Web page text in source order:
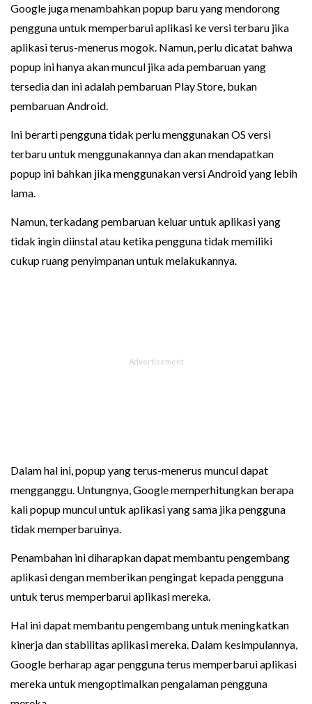
Google juga menambahkan popup baru yang mendorong
pengguna untuk memperbarui aplikasi ke versi terbaru jika
aplikasi terus-menerus mogok. Namun, perlu dicatat bahwa
popup ini hanya akan muncul jika ada pembaruan yang
tersedia dan ini adalah pembaruan Play Store, bukan
pembaruan Android.
Ini berarti pengguna tidak perlu menggunakan OS versi
terbaru untuk menggunakannya dan akan mendapatkan
popup ini bahkan jika menggunakan versi Android yang lebih
lama.
Namun, terkadang pembaruan keluar untuk aplikasi yang
tidak ingin diinstal atau ketika pengguna tidak memiliki
cukup ruang penyimpanan untuk melakukannya.
Dalam hal ini, popup yang terus-menerus muncul dapat
mengganggu. Untungnya, Google memperhitungkan berapa
kali popup muncul untuk aplikasi yang sama jika pengguna
tidak memperbaruinya.
Penambahan ini diharapkan dapat membantu pengembang
aplikasi dengan memberikan pengingat kepada pengguna
untuk terus memperbarui aplikasi mereka.
Hal ini dapat membantu pengembang untuk meningkatkan
kinerja dan stabilitas aplikasi mereka. Dalam kesimpulannya,
Google berharap agar pengguna terus memperbarui aplikasi
mereka untuk mengoptimalkan pengalaman pengguna